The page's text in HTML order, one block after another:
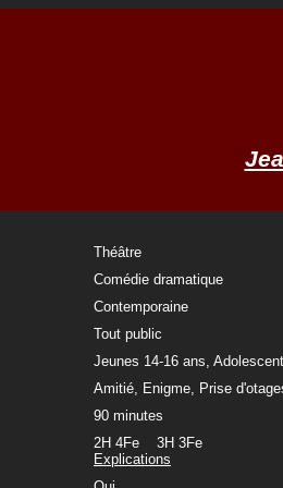
Théâtre
Comédie dramatique
Contemporaine
Tout public
Jeunes 14-16 ans,
Amitié, Enigme, Prise
90 minutes
2H 4Fe 3H 3Fe
Explications